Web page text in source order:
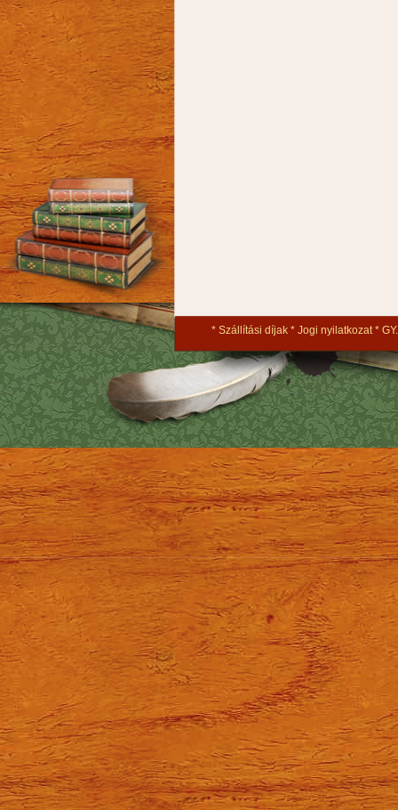
Szállítási díjak Jogi nyilatkozat